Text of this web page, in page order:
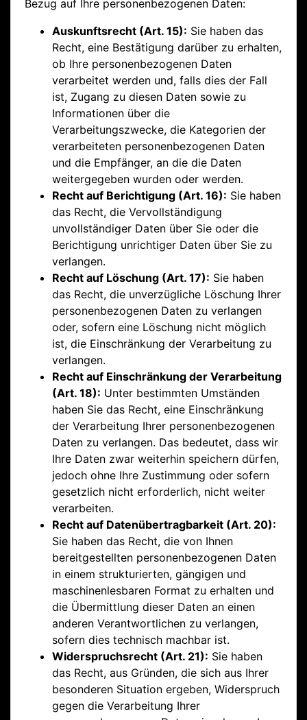
Bezug auf Ihre personenbezogenen Daten:
Auskunftsrecht (Art. 15): Sie haben das
Recht, eine Bestätigung darüber zu erhalten,
ob Ihre personenbezogenen Daten
verarbeitet werden und, falls dies der Fall
ist, Zugang zu diesen Daten sowie zu
Informationen über die
Verarbeitungszwecke, die Kategorien der
verarbeiteten personenbezogenen Daten
und die Empfänger, an die die Daten
weitergegeben wurden oder werden.
Recht auf Berichtigung (Art. 16): Sie haben
das Recht, die Vervollständigung
unvollständiger Daten über Sie oder die
Berichtigung unrichtiger Daten über Sie zu
verlangen.
Recht auf Löschung (Art. 17): Sie haben
das Recht, die unverzügliche Löschung Ihrer
personenbezogenen Daten zu verlangen
oder, sofern eine Löschung nicht möglich
ist, die Einschränkung der Verarbeitung zu
verlangen.
Recht auf Einschränkung der Verarbeitung
(Art. 18): Unter bestimmten Umständen
haben Sie das Recht, eine Einschränkung
der Verarbeitung Ihrer personenbezogenen
Daten zu verlangen. Das bedeutet, dass wir
Ihre Daten zwar weiterhin speichern dürfen,
jedoch ohne Ihre Zustimmung oder sofern
gesetzlich nicht erforderlich, nicht weiter
verarbeiten.
Recht auf Datenübertragbarkeit (Art. 20):
Sie haben das Recht, die von Ihnen
bereitgestellten personenbezogenen Daten
in einem strukturierten, gängigen und
maschinenlesbaren Format zu erhalten und
die Übermittlung dieser Daten an einen
anderen Verantwortlichen zu verlangen,
sofern dies technisch machbar ist.
Widerspruchsrecht (Art. 21): Sie haben
das Recht, aus Gründen, die sich aus Ihrer
besonderen Situation ergeben, Widerspruch
gegen die Verarbeitung Ihrer